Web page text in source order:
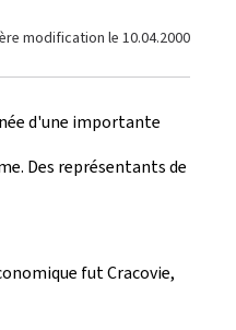
modification le 10.04.2000
d'une importante
Des représentants de
fut Cracovie,